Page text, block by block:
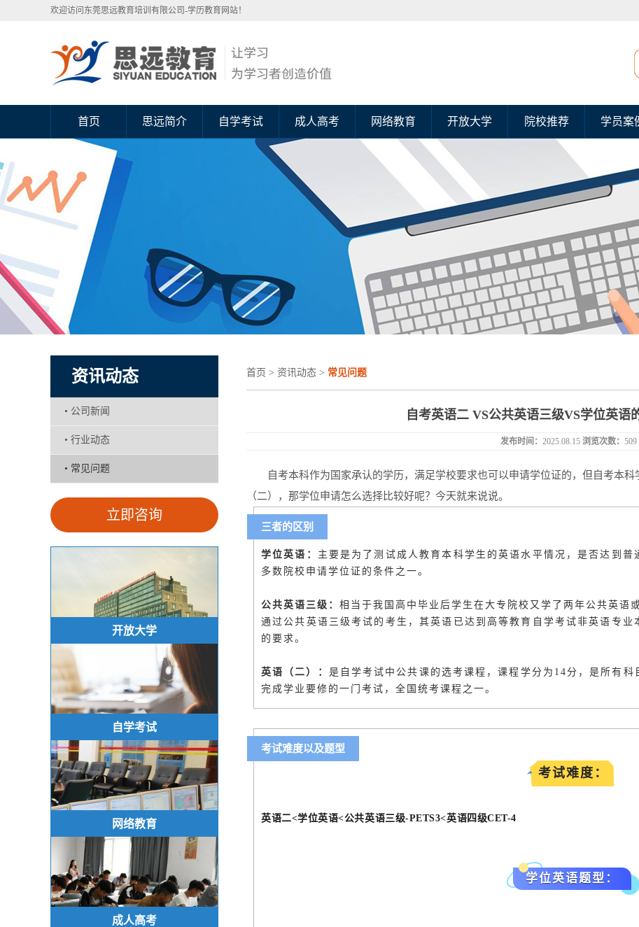
欢迎访问东莞思远教育培训有限公司-学历教育网站！
首页 思远简介 自学考试 成人高考 网络教育 开放大学 院校推荐 学员案
首页 > 资讯动态 > 常见问题
自考英语二 VS公共英语三级VS学位英语
发布时间： 2025.08.15 浏览次数： 509
自考本科作为国家承认的学历，满足学校要求也可以申请学位证的，但自考本
（二），那学位申请怎么选择比较好呢？今天就来说说。
三者的区别
学位英语： 主要是为了测试成人教育本科学生的英语水平情况，是否达到
多数院校申请学位证的条件之一。
公共英语三级： 相当于我国高中毕业后学生在大专院校又学了两年公共英语
通过公共英语三级考试的考生，其英语已达到高等教育自学考试非英语专
的要求。
英语（二）： 是自学考试中公共课的选考课程，课程学分为14分，是所有
完成学业要修的一门考试，全国统考课程之一。
考试难度以及题型
考试难度：
英语二<学位英语<公共英语三级-PETS3<英语四级CET-4
学位英语题型：
资讯动态
• 公司新闻
• 行业动态
• 常见问题
立即咨询
开放大学
自学考试
网络教育
成人高考